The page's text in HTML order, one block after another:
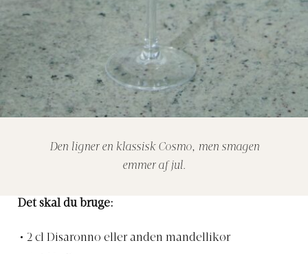
Den ligner en klassisk Cosmo, men smagen
emmer af jul.
Det skal du bruge:
2 cl Disaronno eller anden mandellikør